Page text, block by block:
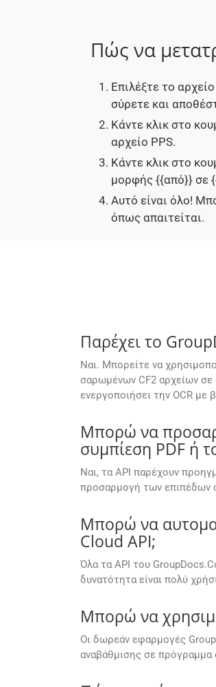
Πώς να
Επιλέξτε το
σύρετε και
Κάντε κλικ στο
αρχείο PPS.
Κάντε κλικ στο
μορφής {{από}} σε
Αυτό είναι όλο!
όπως απαιτείται.
Παρέχει το
Ναι. Μπορείτε να
σαρωμένων CF2 αρχείων σε
ενεργοποιήσει την OCR με
Μπορώ να
συμπίεση PDF ή
Ναι, τα API παρέχουν
προσαρμογή των επιπέδων
Μπορώ να
Cloud API;
Όλα τα API του
δυνατότητα είναι πολύ
Μπορώ να
Οι δωρεάν εφαρμογές
αναβάθμισης σε πρόγραμμα